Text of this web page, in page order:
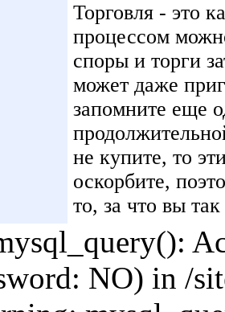
Торговля - это
процессом
споры и торги
может даже
запомните еще
не купите, то
оскорбите,
то, за что вы
NO) in /